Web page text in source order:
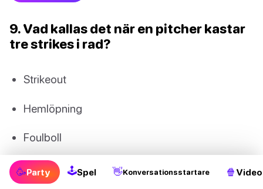
9. Vad kallas det när en pitcher kastar
tre strikes i rad?
Strikeout
Hemlöpning
Foulboll
Walk
🥳Party 🕹Spel 👋Konversationsstartare 🍿